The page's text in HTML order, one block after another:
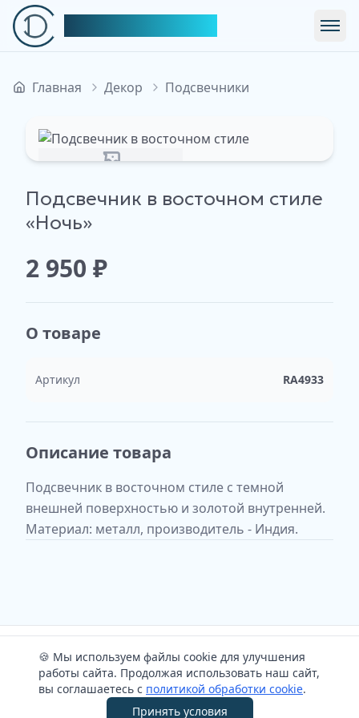
Главная Декор Подсвечники
Подсвечник в восточном стиле
«Ночь»
2 950 ₽
О товаре
Артикул RA4933
Описание товара
Подсвечник в восточном стиле с темной
внешней поверхностью и золотой внутренней.
Материал: металл, производитель - Индия.
1 В корзину
🍪 Мы используем файлы cookie для улучшения
работы сайта. Продолжая использовать наш сайт,
вы соглашаетесь с политикой обработки cookie.
Принять условия